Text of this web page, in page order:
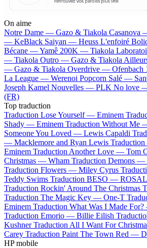
On aime
Notre Dame — Gazo & Tiakola Casanova
— KeBlack Saiyan — Heuss L'enfoiré
Bécane —Yamê 200K — Tiakola
— Tiakola Outro — Gazo & Tiakola
— Gazo & Tiakola Overdrive — Ofenbach
La League — Werenoi Popcorn Salé —
Joseph Kamel Nouvelles — PLK No love
(FR)
Top traduction
Traduction Lose Yourself — Eminem
Shady — Eminem Traduction Without Me
Someone You Loved — Lewis Capaldi
— Macklemore and Ryan Lewis
Eminem Traduction Another Love — Tom
Christmas — Wham Traduction Demons —
Traduction Flowers — Miley Cyrus
Teddy Swims Traduction BESO —
Traduction Rockin' Around The Christmas
Traduction The Magic Key — One-T
Eminem Traduction What Was I Made
Traduction Emorio — Billie Eilish
Kushner Traduction All I Want For
Carey Traduction Paint The Town Red —
HP mobile